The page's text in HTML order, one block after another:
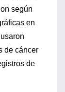
según
en
de cáncer
de